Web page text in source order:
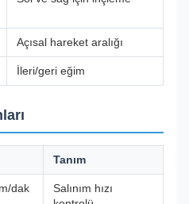
Açısal hareket aralığı
İleri/geri eğim
Tanım
dak
Salınım hızı